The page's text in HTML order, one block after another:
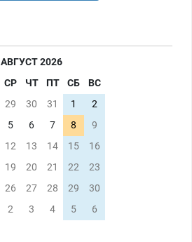
АВГУСТ 2026
СР ЧТ ПТ СБ
ВС
29 30 31 1
2
5 6 7 8
9
12 13 14 15
16
19 20 21 22
23
26 27 28 29
30
2 3 4 5 6